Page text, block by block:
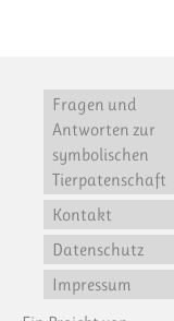
Fragen und
Antworten zur
symbolischen
Tierpatenschaft
Kontakt
Datenschutz
Impressum